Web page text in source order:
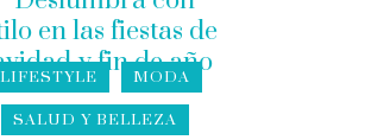
LIFESTYLE MODA
SALUD Y BELLEZA